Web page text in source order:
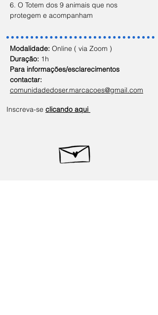
6. O Totem dos 9 animais que nos
protegem e acompanham
Modalidade: Online ( via Zoom )
Duração: 1h
Para informações/esclarecimentos
contactar:
comunidadedoser.marcacoes@gmail.com
Inscreva-se clicando aqui